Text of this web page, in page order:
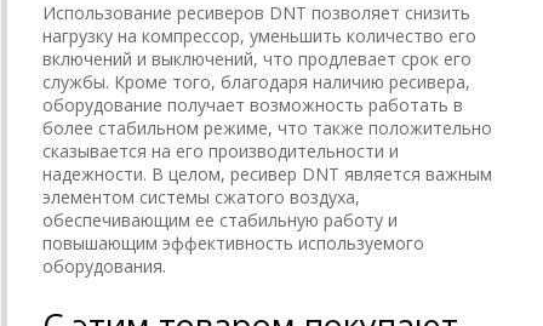
Использование ресиверов DNT позволяет снизить
нагрузку на компрессор, уменьшить количество его
включений и выключений, что продлевает срок его
службы. Кроме того, благодаря наличию ресивера,
оборудование получает возможность работать в
более стабильном режиме, что также положительно
сказывается на его производительности и
надежности. В целом, ресивер DNT является важным
элементом системы сжатого воздуха,
обеспечивающим ее стабильную работу и
повышающим эффективность используемого
оборудования.